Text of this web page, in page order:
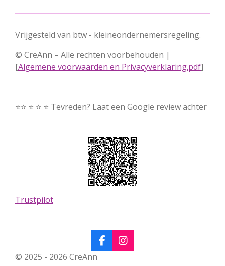
Vrijgesteld van btw - kleineondernemersregeling.
© CreAnn – Alle rechten voorbehouden |
[Algemene voorwaarden en Privacyverklaring.pdf]
⭐⭐ ⭐ ⭐ ⭐ Tevreden? Laat een Google review achter
Trustpilot
F
a
I
n
© 2025 - 2026 CreAnn